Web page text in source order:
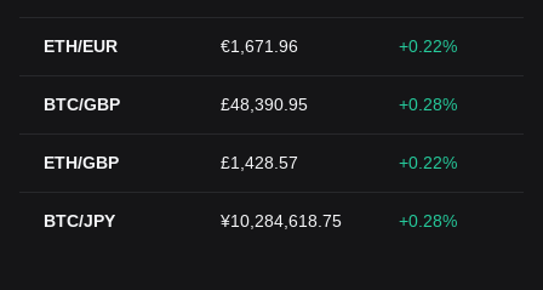
ETH/EUR €1,671.96 +0.22%
BTC/GBP £48,390.95 +0.28%
ETH/GBP £1,428.57 +0.22%
BTC/JPY ¥10,284,618.75 +0.28%